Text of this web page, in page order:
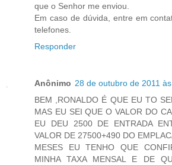
que o Senhor me enviou.
Em caso de dúvida, entre em
telefones.
Responder
Anônimo 28 de outubro de 2011
BEM ,RONALDO É QUE EU TO
MAS EU SEI QUE O VALOR DO
EU DEU 2500 DE ENTRADA
VALOR DE 27500+490 DO
MESES EU TENHO QUE
MINHA TAXA MENSAL E DE